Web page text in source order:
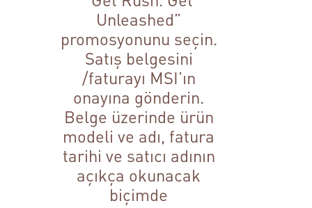
Unleashed”
promosyonunu seçin.
Satış belgesini
/faturayı MSI’ın
onayına gönderin.
Belge üzerinde ürün
modeli ve adı, fatura
tarihi ve satıcı adının
açıkça okunacak
biçimde